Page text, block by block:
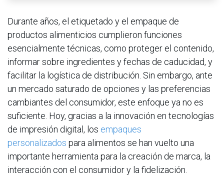
Durante años, el etiquetado y el empaque de
productos alimenticios cumplieron funciones
esencialmente técnicas, como proteger el contenido,
informar sobre ingredientes y fechas de caducidad, y
facilitar la logística de distribución. Sin embargo, ante
un mercado saturado de opciones y las preferencias
cambiantes del consumidor, este enfoque ya no es
suficiente. Hoy, gracias a la innovación en tecnologías
de impresión digital, los empaques
personalizados para alimentos se han vuelto una
importante herramienta para la creación de marca, la
interacción con el consumidor y la fidelización.